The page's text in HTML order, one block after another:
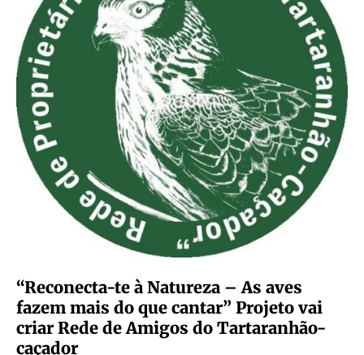
“Reconecta-te à Natureza – As aves
fazem mais do que cantar” Projeto vai
criar Rede de Amigos do Tartaranhão-
caçador